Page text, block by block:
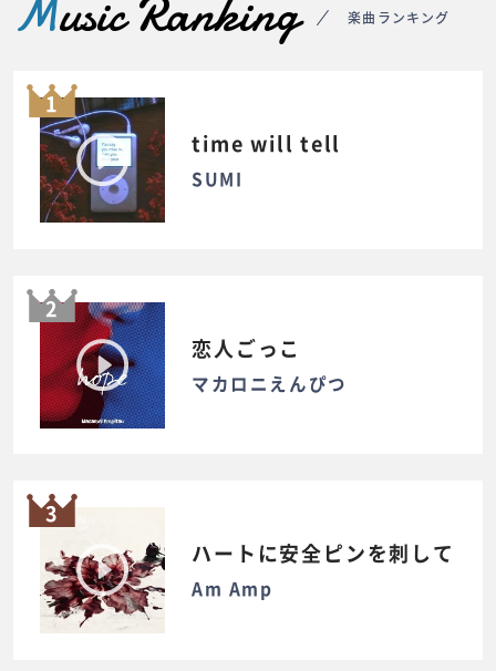
楽曲ランキング
1
time will tell
SUMI
2
恋人ごっこ
マカロニえんぴつ
3
ハートに安全ピンを刺して
Am Amp